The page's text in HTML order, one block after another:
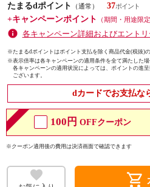
たまるdポイント
（通常）
37
+キャンペーンポイント
（期間・用途限定
各キャンペーン詳細およびエント
※たまるdポイントはポイント支払を除く商品代金(税抜)の
※表示倍率は各キャンペーンの適用条件を全て満たした場
各キャンペーンの適用状況によっては、ポイントの進
ございます。
dカードでお支払な
100円 OFFクーポン
※クーポン適用後の費用は決済画面で確認できます
shopping_cart